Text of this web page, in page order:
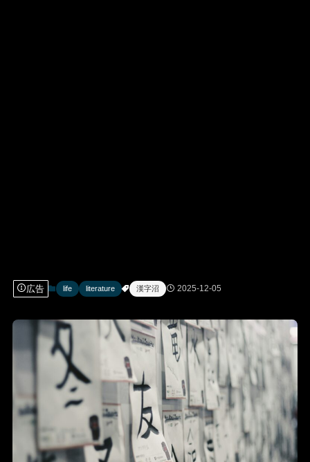
広告 life literature 漢字沼 2025-12-05